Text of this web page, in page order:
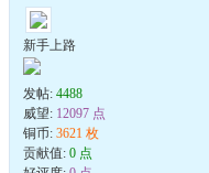
新手上路
发帖: 4488
威望: 12097 点
铜币: 3621 枚
贡献值: 0 点